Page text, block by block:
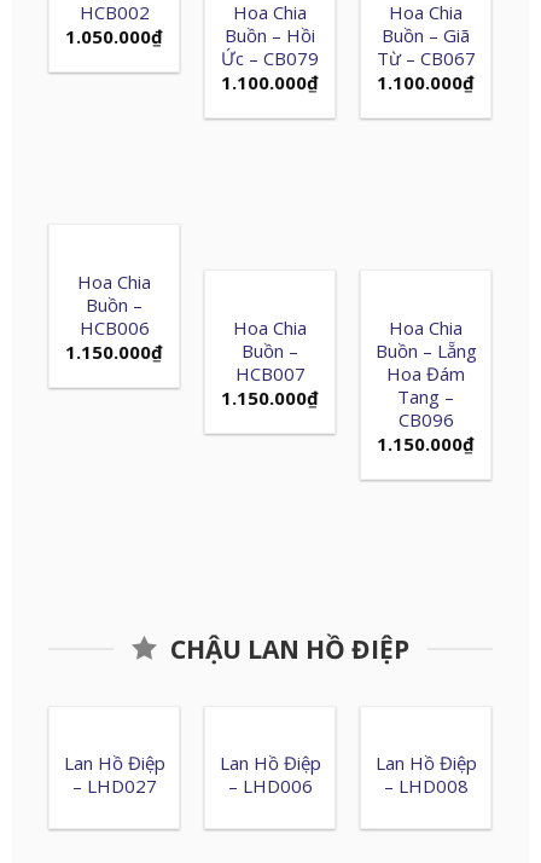
HCB002
1.050.000₫
Hoa Chia
Buồn – Hồi
Ức – CB079
1.100.000₫
Hoa Chia
Buồn – Giã
Từ – CB067
1.100.000₫
Hoa Chia
Buồn –
HCB006
1.150.000₫
Hoa Chia
Buồn –
HCB007
1.150.000₫
Hoa Chia
Buồn – Lẵng
Hoa Đám
Tang –
CB096
1.150.000₫
CHẬU LAN HỒ ĐIỆP
Lan Hồ Điệp
– LHD027
Lan Hồ Điệp
– LHD006
Lan Hồ Điệp
– LHD008